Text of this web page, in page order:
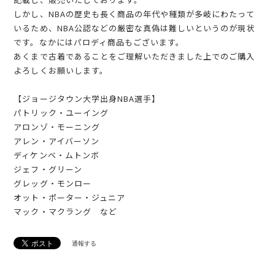
しかし、NBAの歴史も長く商品の年代や種類が多岐にわたって
いるため、NBA公認などの厳密な真偽は難しいというのが現状
です。なかにはパロディ商品もございます。
あくまで古着であることをご理解いただきました上でのご購入
よろしくお願いします。
【ジョージタウン大学出身NBA選手】
パトリック・ユーイング
アロンゾ・モーニング
アレン・アイバーソン
ディケンベ・ムトンボ
ジェフ・グリーン
グレッグ・モンロー
オット・ポーター・ジュニア
マック・マクラング など
通報する